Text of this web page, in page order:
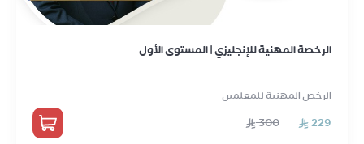
الرخصة المهنية للإنجليزي | المستوى الأول
الرخص المهنية للمعلمين
229
300